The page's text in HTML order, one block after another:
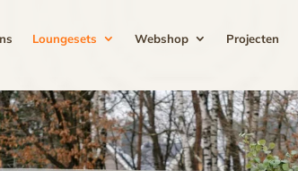
Loungesets Webshop Projecten